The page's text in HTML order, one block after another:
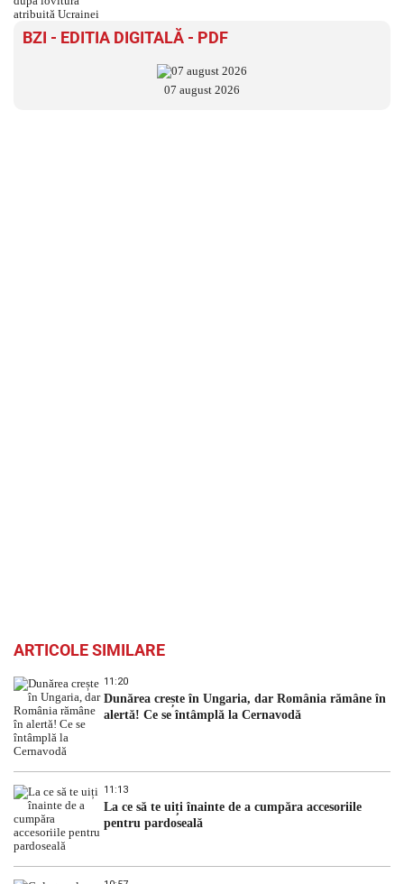
BZI - EDITIA DIGITALĂ - PDF
07 august 2026
ARTICOLE SIMILARE
11:20
Dunărea crește în Ungaria, dar România rămâne în
alertă! Ce se întâmplă la Cernavodă
11:13
La ce să te uiți înainte de a cumpăra accesoriile
pentru pardoseală